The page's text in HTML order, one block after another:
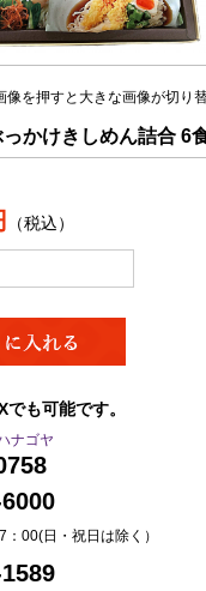
を押すと大きな画像が切り替
っかけきしめん詰合 6
（税込）
も可能です。
ナゴヤ
：00(日・祝日は除く）